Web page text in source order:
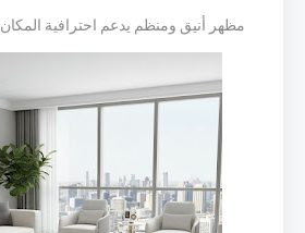
مظهر أنيق ومنظم يدعم احترافية المكان